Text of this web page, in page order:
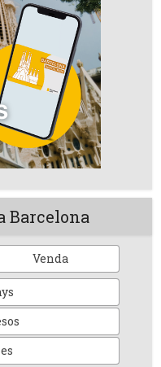
Barcelona
Venda